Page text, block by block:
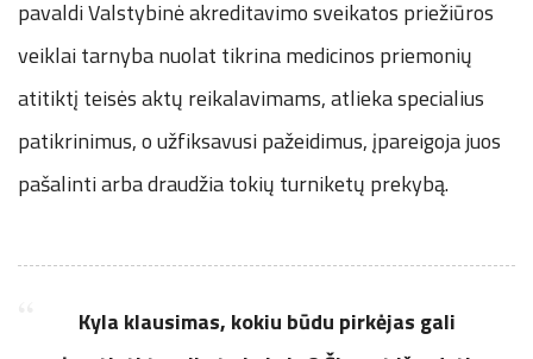
pavaldi Valstybinė akreditavimo sveikatos priežiūros
veiklai tarnyba nuolat tikrina medicinos priemonių
atitiktį teisės aktų reikalavimams, atlieka specialius
patikrinimus, o užfiksavusi pažeidimus, įpareigoja juos
pašalinti arba draudžia tokių turniketų prekybą.
Kyla klausimas, kokiu būdu pirkėjas gali